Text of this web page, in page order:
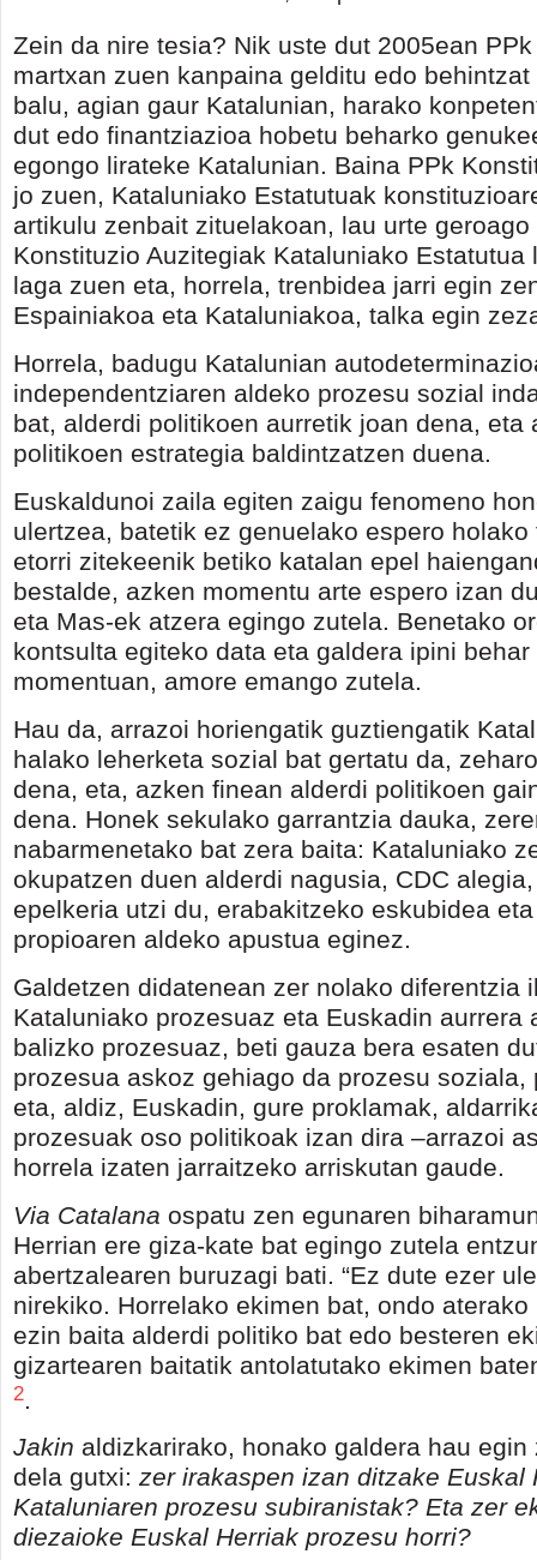
Zein da nire tesia? Nik uste dut 2005ean
martxan zuen kanpaina gelditu edo
balu, agian gaur Katalunian, harako
dut edo finantziazioa hobetu beharko
egongo lirateke Katalunian. Baina PPk
jo zuen, Kataluniako Estatutuak
artikulu zenbait zituelakoan, lau urte
Konstituzio Auzitegiak Kataluniako Estatutua
laga zuen eta, horrela, trenbidea jarri egin
Espainiakoa eta Kataluniakoa, talka egin
Horrela, badugu Katalunian
independentziaren aldeko prozesu sozial
bat, alderdi politikoen aurretik joan dena, eta
politikoen estrategia baldintzatzen duena.
Euskaldunoi zaila egiten zaigu fenomeno
ulertzea, batetik ez genuelako espero holako
etorri zitekeenik betiko katalan epel
bestalde, azken momentu arte espero izan
eta Mas-ek atzera egingo zutela. Benetako
kontsulta egiteko data eta galdera ipini behar
momentuan, amore emango zutela.
Hau da, arrazoi horiengatik guztiengatik
halako leherketa sozial bat gertatu da,
dena, eta, azken finean alderdi politikoen
dena. Honek sekulako garrantzia dauka,
nabarmenetako bat zera baita: Kataluniako
okupatzen duen alderdi nagusia, CDC
epelkeria utzi du, erabakitzeko eskubidea
propioaren aldeko apustua eginez.
Galdetzen didatenean zer nolako diferentzia
Kataluniako prozesuaz eta Euskadin aurrera
balizko prozesuaz, beti gauza bera esaten
prozesua askoz gehiago da prozesu soziala,
eta, aldiz, Euskadin, gure proklamak,
prozesuak oso politikoak izan dira –arrazoi
horrela izaten jarraitzeko arriskutan gaude.
Via Catalana ospatu zen egunaren
Herrian ere giza-kate bat egingo zutela
abertzalearen buruzagi bati. “Ez dute ezer
nirekiko. Horrelako ekimen bat, ondo
ezin baita alderdi politiko bat edo besteren
gizartearen baitatik antolatutako ekimen
2
Jakin aldizkarirako, honako galdera hau egin
dela gutxi: zer irakaspen izan ditzake Euskal
Kataluniaren prozesu subiranistak? Eta zer
diezaioke Euskal Herriak prozesu horri?